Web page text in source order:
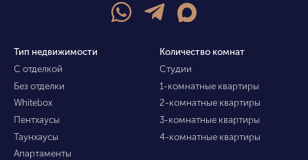
Тип недвижимости
С отделкой
Без отделки
Whitebox
Пентхаусы
Таунхаусы
Апартаменты
Количество комнат
Студии
1-комнатные квартиры
2-комнатные квартиры
3-комнатные квартиры
4-комнатные квартиры